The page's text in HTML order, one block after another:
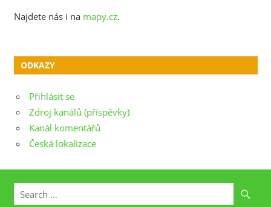
Najdete nás i na mapy.cz.
ODKAZY
Přihlásit se
Zdroj kanálů (příspěvky)
Kanál komentářů
Česká lokalizace